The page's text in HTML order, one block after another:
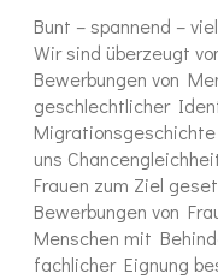
Bunt – spannend –
Wir sind überzeugt
Bewerbungen von
geschlechtlicher
uns
Frauen zum Ziel
Bewerbungen von
Menschen mit
fachlicher Eignung